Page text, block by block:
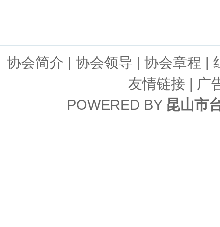
协会简介 | 协会领导 | 协会章程 |
友情链接 | 广
POWERED BY 昆山市